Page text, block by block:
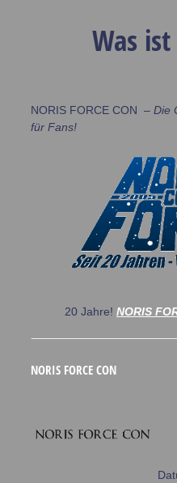
Was ist
NORIS FORCE CON – Die
für Fans!
20 Jahre! NORIS
NORIS FORCE CON